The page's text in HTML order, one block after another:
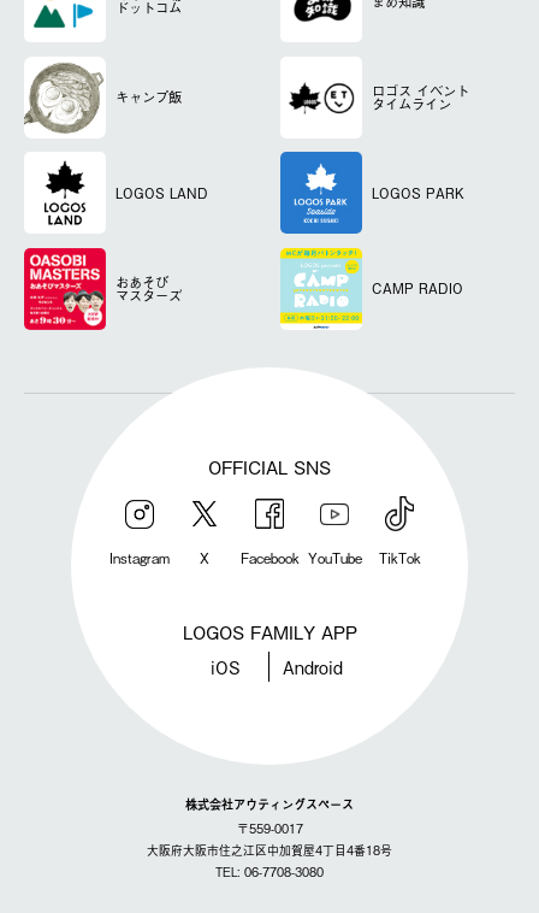
ドットコム
キャンプ飯 ロゴス イベント
タイムライン
LOGOS LAND LOGOS PARK
おあそび
マスターズ CAMP RADIO
OFFICIAL SNS
Instagram X Facebook YouTube TikTok
LOGOS FAMILY APP
iOS Android
株式会社アウティングスペース
〒559-0017
大阪府大阪市住之江区中加賀屋4丁目4番18号
TEL: 06-7708-3080